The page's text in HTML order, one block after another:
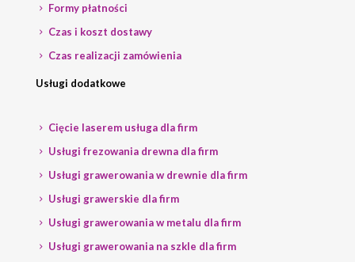
Formy płatności
Czas i koszt dostawy
Czas realizacji zamówienia
Usługi dodatkowe
Cięcie laserem usługa dla firm
Usługi frezowania drewna dla firm
Usługi grawerowania w drewnie dla firm
Usługi grawerskie dla firm
Usługi grawerowania w metalu dla firm
Usługi grawerowania na szkle dla firm